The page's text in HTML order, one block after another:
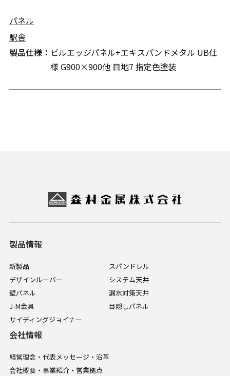
パネル
駅舎
製品仕様： ビルエッジパネル+エキスパンドメタル UB仕
様 G900×900他 目地7 指定色塗装
製品情報
新製品
スパンドレル
デザインルーバー
システム天井
壁パネル
漏水対策天井
J-M金具
目隠しパネル
サイディングジョイナー
会社情報
経営理念・代表メッセージ・沿革
会社概要・事業紹介・営業拠点